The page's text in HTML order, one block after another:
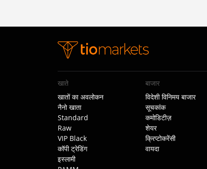
खाते
खातों का अवलोकन
नैनो खाता
Standard
Raw
VIP Black
कॉपी ट्रेडिंग
इस्लामी
बाजार
विदेशी विनिमय बाजार
सूचकांक
कमोडिटीज़
शेयर
क्रिप्टोकरेंसी
वायदा